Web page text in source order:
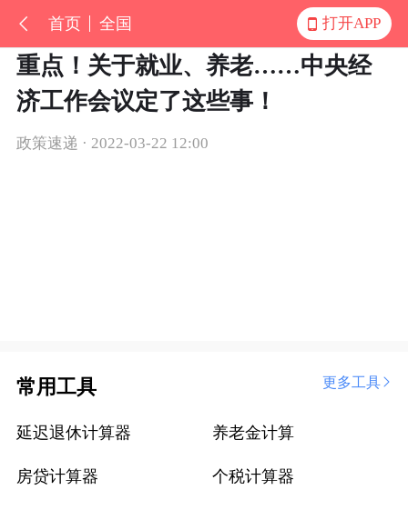
首页 全国 打开APP
重点！关于就业、养老……中央经
济工作会议定了这些事！
政策速递 · 2022-03-22 12:00
常用工具 更多工具
延迟退休计算器 养老金计算
房贷计算器 个税计算器